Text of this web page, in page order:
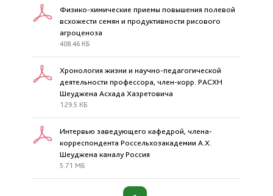
Физико-химические приемы повышения полевой
всхожести семян и продуктивности рисового
агроценоза
408.46 КБ
Хронология жизни и научно-педагогической
деятельности профессора, член-корр. РАСХН
Шеуджена Асхада Хазретовича
129.5 КБ
Интервью заведующего кафедрой, члена-
корреспондента Россельхозакадемии А.Х.
Шеуджена каналу Россия
5.71 МБ